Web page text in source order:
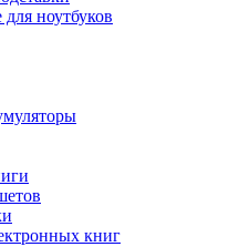
ноутбуков
книг